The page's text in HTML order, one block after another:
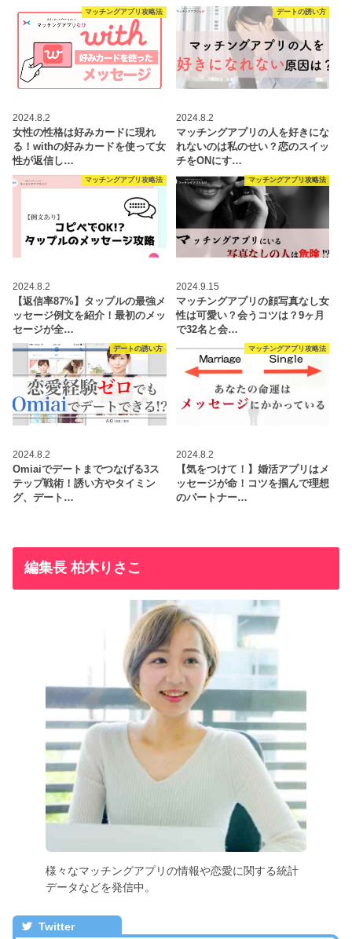
マッチングアプリ攻略法
2024.8.2
女性の性格は好みカードに現れ
る！withの好みカードを使って女
性が返信し…
デートの誘い方
2024.8.2
マッチングアプリの人を好きにな
れないのは私のせい？恋のスイッ
チをONにす…
マッチングアプリ攻略法
2024.8.2
【返信率87%】タップルの最強メ
ッセージ例文を紹介！最初のメッ
セージが全…
マッチングアプリ攻略法
2024.9.15
マッチングアプリの顔写真なし女
性は可愛い？会うコツは？9ヶ月
で32名と会…
デートの誘い方
2024.8.2
Omiaiでデートまでつなげる3ス
テップ戦術！誘い方やタイミン
グ、デート…
マッチングアプリ攻略法
2024.8.2
【気をつけて！】婚活アプリはメ
ッセージが命！コツを掴んで理想
のパートナー…
編集長 柏木りさこ
様々なマッチングアプリの情報や恋愛に関する統計
データなどを発信中。
Twitter